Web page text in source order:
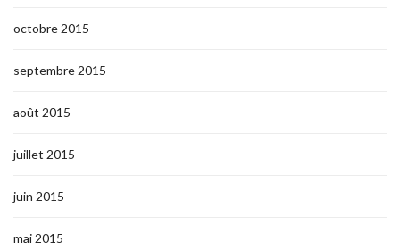
octobre 2015
septembre 2015
août 2015
juillet 2015
juin 2015
mai 2015